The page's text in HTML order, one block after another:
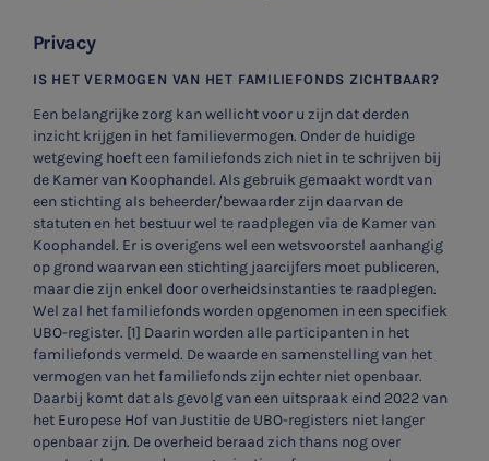
Privacy
IS HET VERMOGEN VAN HET FAMILIEFONDS ZICHTBAAR?
Een belangrijke zorg kan wellicht voor u zijn dat derden
inzicht krijgen in het familievermogen. Onder de huidige
wetgeving hoeft een familiefonds zich niet in te schrijven bij
de Kamer van Koophandel. Als gebruik gemaakt wordt van
een stichting als beheerder/bewaarder zijn daarvan de
statuten en het bestuur wel te raadplegen via de Kamer van
Koophandel. Er is overigens wel een wetsvoorstel aanhangig
op grond waarvan een stichting jaarcijfers moet publiceren,
maar die zijn enkel door overheidsinstanties te raadplegen.
Wel zal het familiefonds worden opgenomen in een specifiek
UBO-register. [1] Daarin worden alle participanten in het
familiefonds vermeld. De waarde en samenstelling van het
vermogen van het familiefonds zijn echter niet openbaar.
Daarbij komt dat als gevolg van een uitspraak eind 2022 van
het Europese Hof van Justitie de UBO-registers niet langer
openbaar zijn. De overheid beraad zich thans nog over